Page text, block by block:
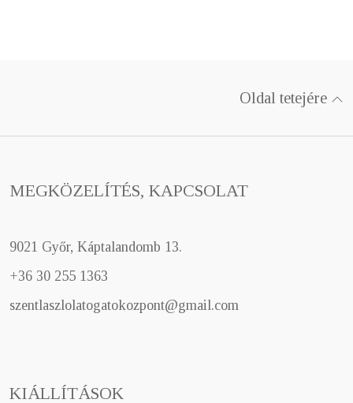
Oldal tetejére
MEGKÖZELÍTÉS, KAPCSOLAT
9021 Győr, Káptalandomb 13.
+36 30 255 1363
szentlaszlolatogatokozpont@gmail.com
KIÁLLÍTÁSOK